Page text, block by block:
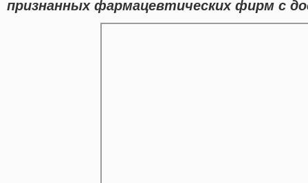
признанных фармацевтических фирм с